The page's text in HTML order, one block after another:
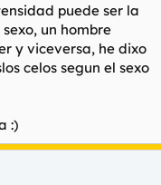
puede ser la
un hombre
y viceversa, he dixo
celos segun el sexo
:)